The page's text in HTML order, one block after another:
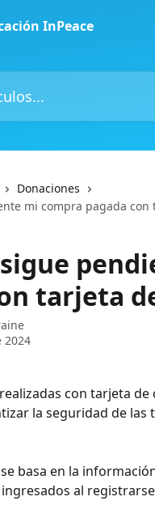
Donaciones
mi compra pagada con
tarjeta
2024
con tarjeta
la seguridad de las
basa en la
​​al